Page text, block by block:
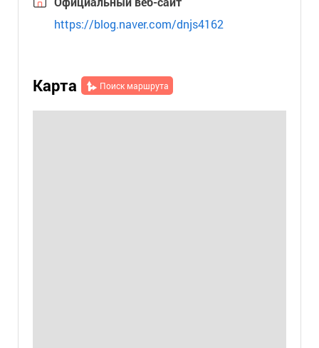
https://blog.naver.com/dnjs4162
Карта Поиск маршрута